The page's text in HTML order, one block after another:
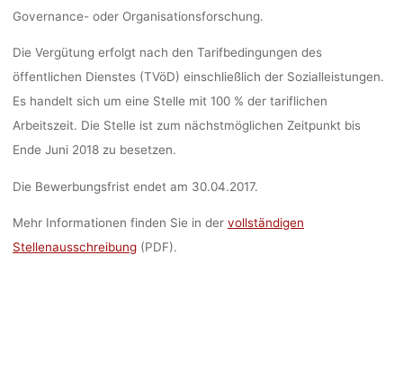
Governance- oder Organisationsforschung.
Die Vergütung erfolgt nach den Tarifbedingungen des
öffentlichen Dienstes (TVöD) einschließlich der Sozialleistungen.
Es handelt sich um eine Stelle mit 100 % der tariflichen
Arbeitszeit. Die Stelle ist zum nächstmöglichen Zeitpunkt bis
Ende Juni 2018 zu besetzen.
Die Bewerbungsfrist endet am 30.04.2017.
Mehr Informationen finden Sie in der vollständigen
Stellenausschreibung(PDF).